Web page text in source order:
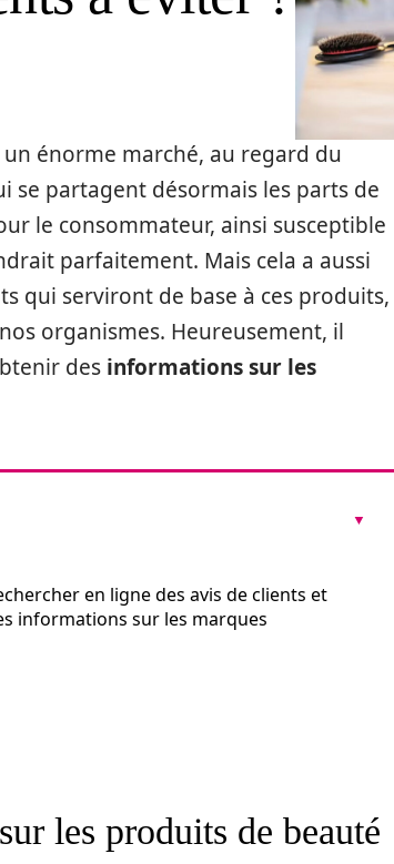
énorme marché, au regard du
se partagent désormais les parts de
le consommateur, ainsi susceptible
parfaitement. Mais cela a aussi
qui serviront de base à ces produits,
organismes. Heureusement, il
des informations sur les
en ligne des avis de clients et
informations sur les marques
les produits de beauté